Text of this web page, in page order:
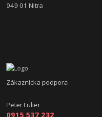
949 01 Nitra
Zákaznícka podpora
Peter Fulier
0915 537 232